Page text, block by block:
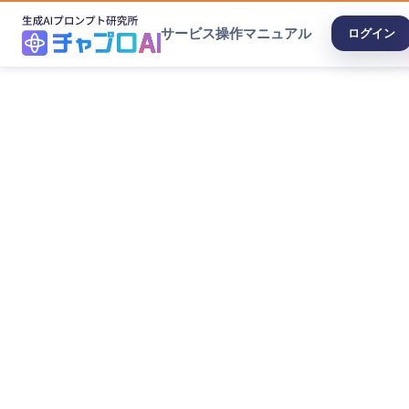
サービス操作マニュアル ログイン